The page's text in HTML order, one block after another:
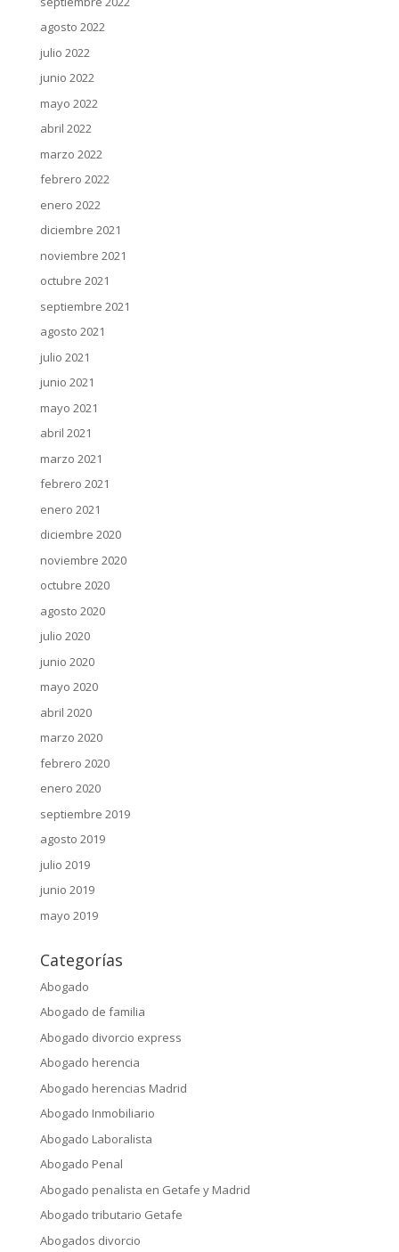
agosto 2022
julio 2022
junio 2022
mayo 2022
abril 2022
marzo 2022
febrero 2022
enero 2022
diciembre 2021
noviembre 2021
octubre 2021
septiembre 2021
agosto 2021
julio 2021
junio 2021
mayo 2021
abril 2021
marzo 2021
febrero 2021
enero 2021
diciembre 2020
noviembre 2020
octubre 2020
agosto 2020
julio 2020
junio 2020
mayo 2020
abril 2020
marzo 2020
febrero 2020
enero 2020
septiembre 2019
agosto 2019
julio 2019
junio 2019
mayo 2019
Categorías
Abogado
Abogado de familia
Abogado divorcio express
Abogado herencia
Abogado herencias Madrid
Abogado Inmobiliario
Abogado Laboralista
Abogado Penal
Abogado penalista en Getafe y Madrid
Abogado tributario Getafe
Abogados divorcio